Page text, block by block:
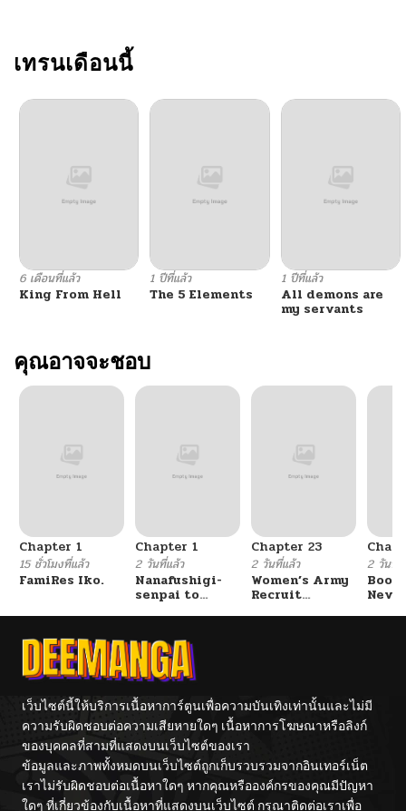
ตอนที่ 135
ตอนที่ 134
ตอนที่ 132 02/25/2026
ตอนที่ 131
ตอนที่ 130 02/25/2026
ตอนที่ 129
ตอนที่ 125 02/19/2026
ตอนที่ 123
ตอนที่ 122 02/12/2026
ตอนที่ 121 02/12/2026
ตอนที่ 120 02/12/2026
เทรนเดือนนี้
6 เดือนที่แล้ว
King From Hell
1 ปีที่แล้ว
The 5 Elements
1 ปีที่แล้ว
All demons are
my servants
คุณอาจจะชอบ
Chapter 1
15 ชั่วโมงที่แล้ว
FamiRes Iko.
Chapter 1
2 วันที่แล้ว
Nanafushigi-
senpai to
Chapter 23
2 วันที่แล้ว
Women’s Army
Recruit
2 วันที่แ
เว็บไซต์นี้ให้บริการเนื้อหาการ์ตูนเพื่อความบันเทิงเท่านั้นและไม่มี
ความรับผิดชอบต่อความเสียหายใดๆ เนื้อหาการโฆษณาหรือลิงก์
ของบุคคลที่สามที่แสดงบนเว็บไซต์ของเรา
ข้อมูลและภาพทั้งหมดบนเว็บไซต์ถูกเก็บรวบรวมจากอินเทอร์เน็ต
เราไม่รับผิดชอบต่อเนื้อหาใดๆ หากคุณหรือองค์กรของคุณมีปัญหา
ใดๆ ที่เกี่ยวข้องกับเนื้อหาที่แสดงบนเว็บไซต์ กรุณาติดต่อเราเพื่อ